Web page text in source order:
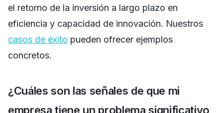
el retorno de la inversión a largo plazo en
eficiencia y capacidad de innovación. Nuestros
casos de éxito pueden ofrecer ejemplos
concretos.
¿Cuáles son las señales de que mi
empresa tiene un problema significativo